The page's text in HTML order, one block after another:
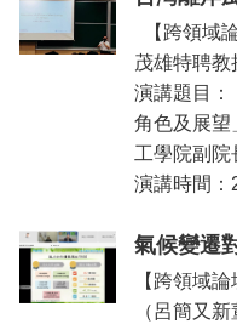
【跨領域
茂雄特聘教
演講題目：
角色及展望
工學院副院
演講時間：
氣候變遷
【跨領域
（呂簡又